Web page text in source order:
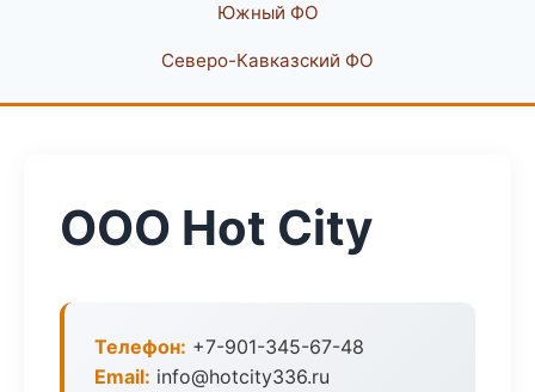
Южный ФО
Северо-Кавказский ФО
ООО Hot City
Телефон: +7-901-345-67-48
Email: info@hotcity336.ru